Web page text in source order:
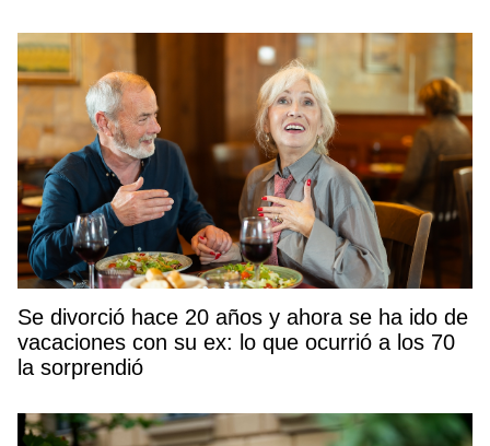
Se divorció hace 20 años y ahora se ha ido de
vacaciones con su ex: lo que ocurrió a los 70
la sorprendió